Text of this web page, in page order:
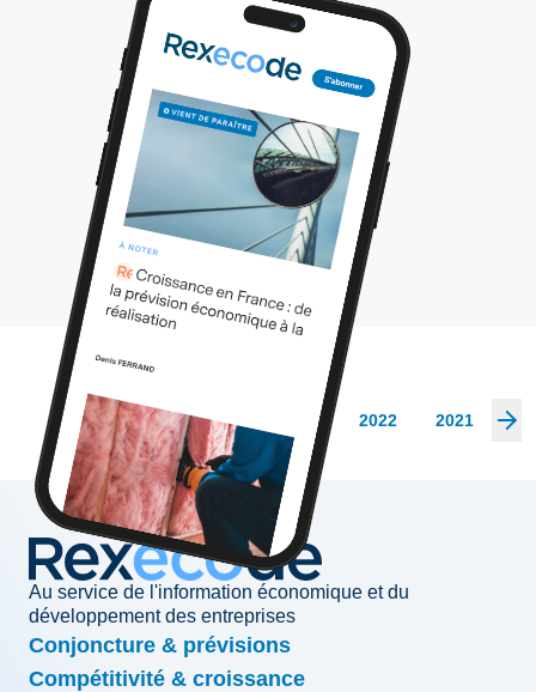
Les archives
2026 2025 2024 2023 2022 2021
Au service de l'information économique et du
développement des entreprises
Conjoncture & prévisions
Compétitivité & croissance